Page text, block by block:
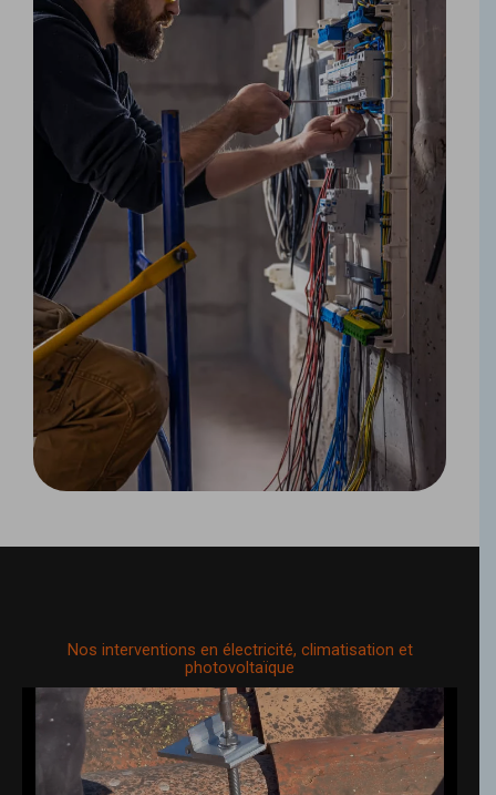
Nos interventions en électricité, climatisation et
photovoltaïque